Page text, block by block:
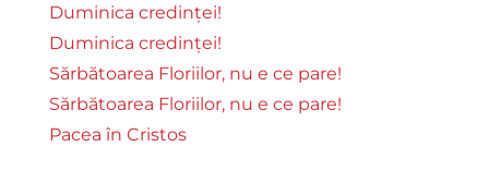
Duminica credinței!
Duminica credinței!
Sărbătoarea Floriilor, nu e ce pare!
Sărbătoarea Floriilor, nu e ce pare!
Pacea în Cristos